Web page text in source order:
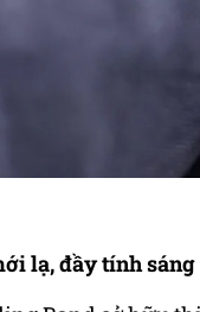
lạ, đầy tính sáng